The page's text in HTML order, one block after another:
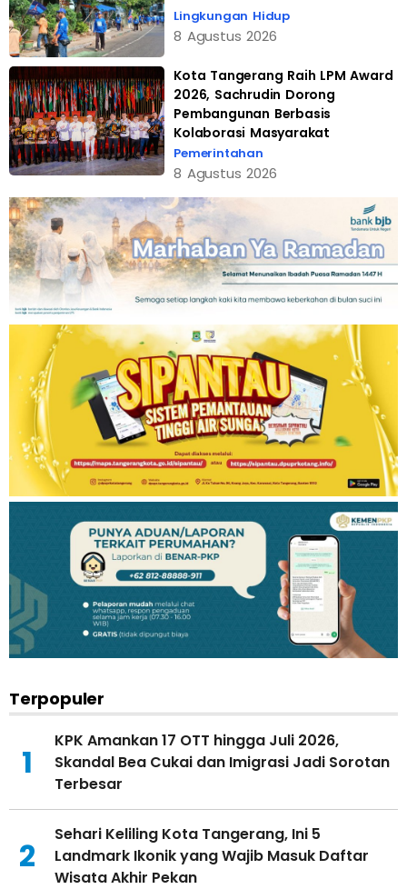
Lingkungan Hidup
8 Agustus 2026
Kota Tangerang Raih LPM Award
2026, Sachrudin Dorong
Pembangunan Berbasis
Kolaborasi Masyarakat
Pemerintahan
8 Agustus 2026
Terpopuler
1
KPK Amankan 17 OTT hingga Juli 2026,
Skandal Bea Cukai dan Imigrasi Jadi Sorotan
Terbesar
2
Sehari Keliling Kota Tangerang, Ini 5
Landmark Ikonik yang Wajib Masuk Daftar
Wisata Akhir Pekan